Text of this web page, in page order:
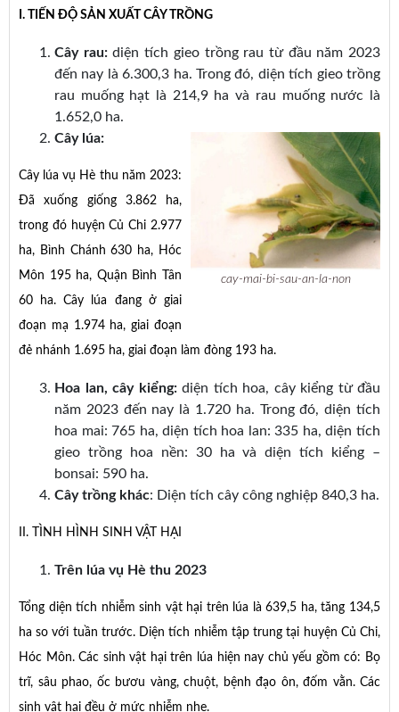
I. TIẾN ĐỘ SẢN XUẤT CÂY TRỒNG
Cây rau:diện tích gieo trồng rau từ đầu năm 2023
đến nay là 6.300,3 ha. Trong đó, diện tích gieo trồng
rau muống hạt là 214,9 ha và rau muống nước là
1.652,0 ha.
cay-mai-bi-sau-an-la-non
Cây lúa:
Cây lúa vụ Hè thu năm 2023:
Đã xuống giống 3.862 ha,
trong đó huyện Củ Chi 2.977
ha, Bình Chánh 630 ha, Hóc
Môn 195 ha, Quận Bình Tân
60 ha. Cây lúa đang ở giai
đoạn mạ 1.974 ha, giai đoạn
đẻ nhánh 1.695 ha, giai đoạn làm đòng 193 ha.
Hoa lan, cây kiểng: diện tích hoa, cây kiểng từ đầu
năm 2023 đến nay là 1.720 ha. Trong đó, diện tích
hoa mai: 765 ha, diện tích hoa lan: 335 ha, diện tích
gieo trồng hoa nền: 30 ha và diện tích kiểng –
bonsai: 590 ha.
Cây trồng khác: Diện tích cây công nghiệp 840,3 ha.
II. TÌNH HÌNH SINH VẬT HẠI
Trên lúa vụ Hè thu 2023
Tổng diện tích nhiễm sinh vật hại trên lúa là 639,5 ha, tăng 134,5
ha so với tuần trước. Diện tích nhiễm tập trung tại huyện Củ Chi,
Hóc Môn. Các sinh vật hại trên lúa hiện nay chủ yếu gồm có: Bọ
trĩ, sâu phao, ốc bươu vàng, chuột, bệnh đạo ôn, đốm vằn. Các
sinh vật hại đều ở mức nhiễm nhẹ.